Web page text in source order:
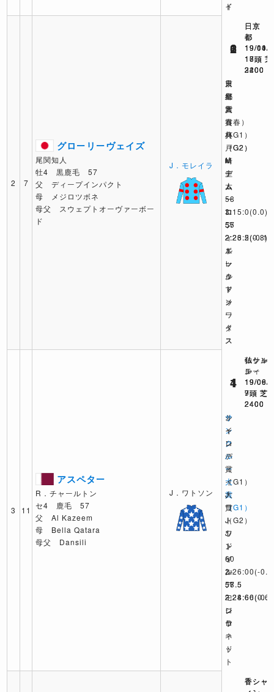
ド
イ
2 7
グローリーヴェイズ
尾関知人
牡4 黒鹿毛 57
父 ディープインパクト
母 メジロツボネ
母父 スウェプトオーヴァーボー
ド
J．モレイラ
6
日京
19/10/
17頭 芝
2400
京
都
大
賞
典
（G2）
M
デ
ム
ー
ロ
57
2:23:5(0.8)
ド
レ
ッ
ド
ノ
ー
タ
ス
2
日京
19/04/
13頭 芝
3200
天
皇
賞
（春）
（G1）
戸
崎
圭
太
58
3:15:0(0.0)
フ
ィ
エ
ー
ル
マ
ン
1
日京
19/01/
16頭 芝
2400
日
経
新
春
杯
（G2）
M
デ
ム
ー
ロ
55
2:26.2(-0.1)
ル
ッ
ク
ト
ゥ
ワ
イ
ス
3 11
アスペター
R．チャールトン
セ4 鹿毛 57
父 Al Kazeem
母 Bella Qatara
母父 Dansili
J．ワトソン
1
独ケル
ン
19/09/
9頭 芝
2400
オ
イ
ロ
パ
賞
（G1）
J
ワ
ト
ソ
ン
60
2:26:00(-
ア
モ
レ
ラ
4
仏サン
ルー
19/06/
7頭 芝
2400
サ
ン
ク
ル
ー
大
賞
（G1）
J
ワ
ト
ソ
ン
58.5
2:28:66(0.6)
コ
ロ
ネ
ッ
ト
1
仏シャ
ティ
19/06/
7頭 芝
2400
シ
ャ
ン
テ
ィ
イ
大
賞
（G2）
J
ド
イ
ル
57.5
2:24:60(-
ジ
ヤ
ー
ド
香シャ
香シャ
香シャ